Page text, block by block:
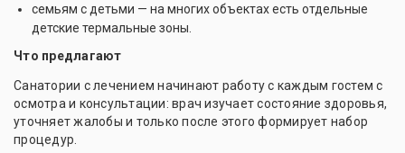
семьям с детьми — на многих объектах есть отдельные
детские термальные зоны.
Что предлагают
Санатории с лечением начинают работу с каждым гостем с
осмотра и консультации: врач изучает состояние здоровья,
уточняет жалобы и только после этого формирует набор
процедур.